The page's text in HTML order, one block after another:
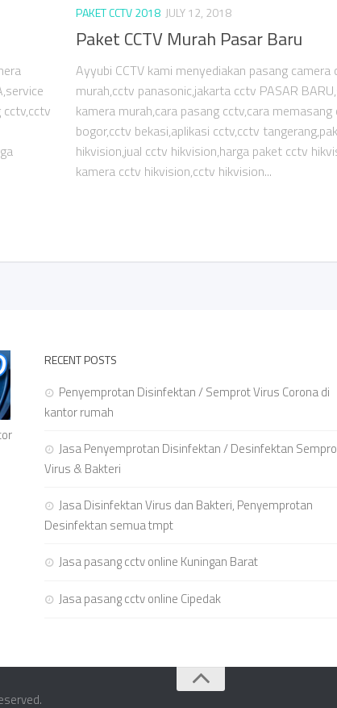
cctv,cctv
PAKET CCTV 2018 JULY 12, 2018
Paket CCTV Murah Pasar Baru
Ayyubi CCTV kami menyediakan pasang camera
murah,cctv panasonic,jakarta cctv PASAR
kamera murah,cara pasang cctv,cara
bogor,cctv bekasi,aplikasi cctv,cctv
hikvision,jual cctv hikvision,harga paket cctv
kamera cctv hikvision,cctv hikvision...
RECENT POSTS
Penyemprotan Disinfektan / Semprot Virus Corona di
kantor rumah
Jasa Penyemprotan Disinfektan / Desinfektan
Virus & Bakteri
Jasa Disinfektan Virus dan Bakteri, Penyemprotan
Desinfektan semua tmpt
Jasa pasang cctv online Kuningan Barat
Jasa pasang cctv online Cipedak